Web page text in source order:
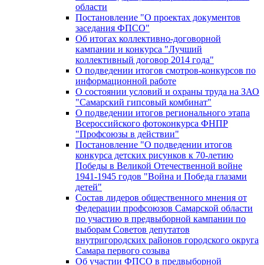
области
Постановление "О проектах документов
заседания ФПСО"
Об итогах коллективно-договорной
кампании и конкурса "Лучший
коллективный договор 2014 года"
О подведении итогов смотров-конкурсов по
информационной работе
О состоянии условий и охраны труда на ЗАО
"Самарский гипсовый комбинат"
О подведении итогов регионального этапа
Всероссийского фотоконкурса ФНПР
"Профсоюзы в действии"
Постановление "О подведении итогов
конкурса детских рисунков к 70-летию
Победы в Великой Отечественной войне
1941-1945 годов "Война и Победа глазами
детей"
Состав лидеров общественного мнения от
Федерации профсоюзов Самарской области
по участию в предвыборной кампании по
выборам Советов депутатов
внутригородских районов городского округа
Самара первого созыва
Об участии ФПСО в предвыборной